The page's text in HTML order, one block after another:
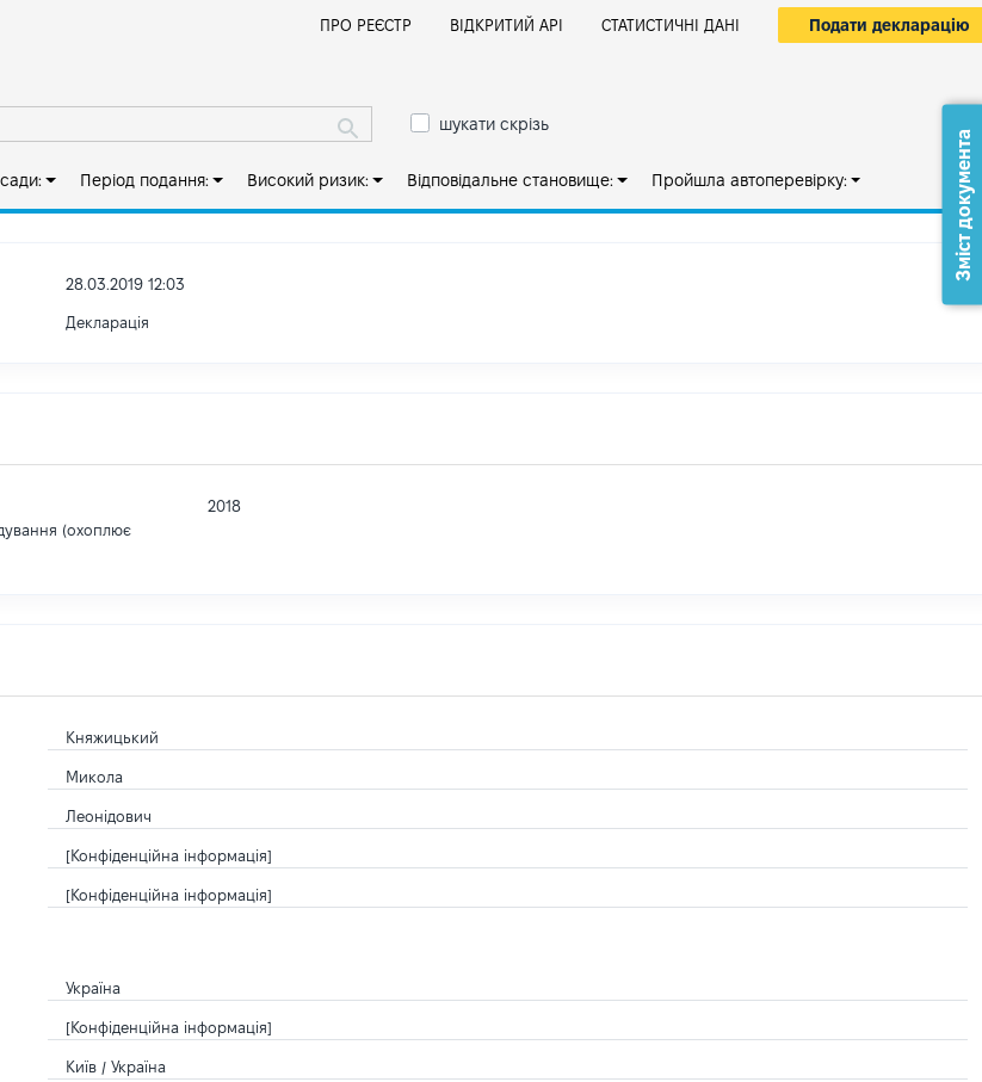
ПРО РЕЄСТР ВІДКРИТИЙ АРІ СТАТИСТИЧНІ ДАНІ Подати декларацію
шукати скрізь
Період подання: Високий ризик: Відповідальне становище: Пройшла автоперевірку:
28.03.2019 12:03
Декларація
(охоплює
2018
Княжицький
Микола
Леонідович
[Конфіденційна інформація]
[Конфіденційна інформація]
Україна
[Конфіденційна інформація]
Київ / Україна
Зміст документа